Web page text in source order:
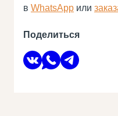
в WhatsApp или
Поделиться